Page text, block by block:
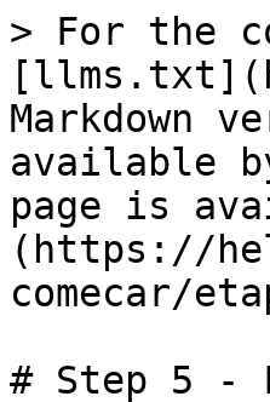
> For the
Markdown
available
page is
(https://
comecar/
# Step 5 -